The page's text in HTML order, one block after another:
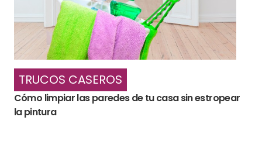
TRUCOS CASEROS
Cómo limpiar las paredes de tu casa sin estropear
la pintura